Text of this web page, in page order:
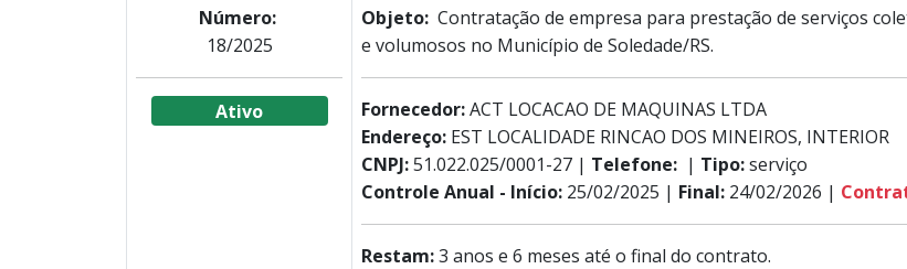
Número:
18/2025
Ativo
Objeto: Contratação de empresa para prestação de serviços
e volumosos no Município de Soledade/RS.
Fornecedor:ACT LOCACAO DE MAQUINAS LTDA
Endereço: EST LOCALIDADE RINCAO DOS MINEIROS, INTERIOR
CNPJ:51.022.025/0001-27 | Telefone: | Tipo:serviço
Controle Anual - Início: 25/02/2025 | Final: 24/02/2026 |
Restam:3 anos e 6 meses até o final do contrato.